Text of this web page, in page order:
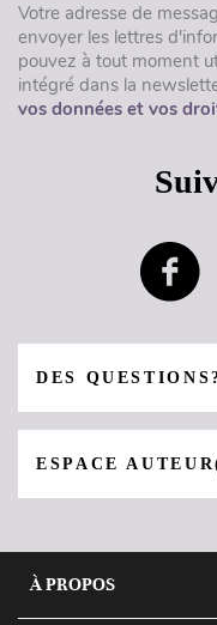
Votre adresse de
envoyer les lettres
pouvez à tout moment
intégré dans la
vos données et vos
DES
ESPACE
À PROPOS